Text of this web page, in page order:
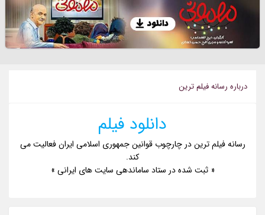
درباره رسانه فيلم ترين
دانلود فیلم
رسانه فیلم ترین در چارچوب قوانین جمهوری اسلامی ایران فعالیت می
کند.
« ثبت شده در ستاد ساماندهی سایت های ایرانی »